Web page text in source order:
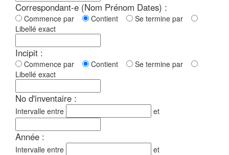
Correspondant-e (Nom Prénom Dates) :
Commence par Contient
Se termine par
Libellé exact
Incipit :
Commence par Contient
Se termine par
Libellé exact
No d'inventaire :
Intervalle entre et
Année :
Intervalle entre et